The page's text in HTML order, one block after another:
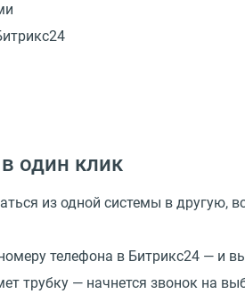
один клик
из одной системы в другую,
телефона в Битрикс24 — и
трубку — начнется звонок на